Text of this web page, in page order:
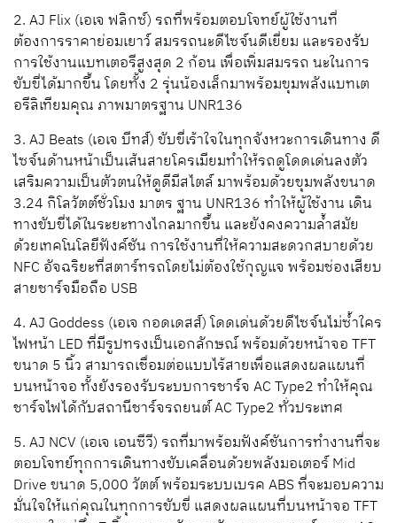
2.AJ Flix (เอเจ ฟลิกซ์) รถที่พร้อมตอบโจทย์ผู้ใช้งานที่
ต้องการราคาย่อมเยาว์สมรรถนะดีไซจ์นดีเยี่ยม และรองรับ
การใช้งานแบทเตอรีสูงสุด 2 ก้อน เพื่อเพิ่มสมรรถ นะในการ
ขับขี่ได้มากขึ้นโดยทั้ง 2 รุ่นน้องเล็กมาพร้อมขุมพลังแบทเต
อรีลิเทียมคุณ ภาพมาตรฐาน UNR136
3.AJ Beats (เอเจ บีทส์)ขับขี่เร้าใจในทุกจังหวะการเดินทาง ดี
ไซจ์นด้านหน้าเป็นเส้นสายโครเมียมทำให้รถดูโดดเด่นลงตัว
เสริมความเป็นตัวตนให้ดูดีมีสไตล์มาพร้อมด้วยขุมพลังขนาด
3.24 กิโลวัตต์ชั่วโมง มาตร ฐาน UNR136ทำให้ผู้ใช้งาน เดิน
ทางขับขี่ได้ในระยะทางไกลมากขึ้น และยังคงความล้ำสมัย
ด้วยเทคโนโลยีฟังค์ชัน การใช้งานที่ให้ความสะดวกสบายด้วย
NFC อัจฉริยะที่สตาร์ทรถโดยไม่ต้องใช้กุญแจพร้อมช่องเสียบ
สายชาร์จมือถือ USB
4.AJ Goddess (เอเจ กอดเดสส์)โดดเด่นด้วยดีไซจ์นไม่ซ้ำใคร
ไฟหน้า LEDที่มีรูปทรงเป็นเอกลักษณ์พร้อมด้วยหน้าจอTFT
ขนาด 5นิ้ว สามารถเชื่อมต่อแบบไร้สายเพื่อแสดงผลแผนที่
บนหน้าจอทั้งยังรองรับระบบการชาร์จAC Type2ทำให้คุณ
ชาร์จไฟได้กับสถานีชาร์จรถยนต์AC Type2ทั่วประเทศ
5.AJ NCV (เอเจ เอนซีวี) รถที่มาพร้อมฟังค์ชันการทำงานที่จะ
ตอบโจทย์ทุกการเดินทางขับเคลื่อนด้วยพลังมอเตอร์Mid
Driveขนาด 5,000 วัตต์พร้อมระบบเบรคABSที่จะมอบความ
มั่นใจให้แก่คุณในทุกการขับขี่ แสดงผลแผนที่บนหน้าจอTFT